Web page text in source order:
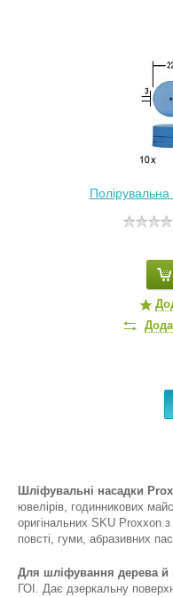
Шліфувальні насадки
ювелірів, годинникових
оригінальних SKU Proxxon
повсті, гуми, абразивних
Для шліфування дерева й
ГОІ. Дає дзеркальну